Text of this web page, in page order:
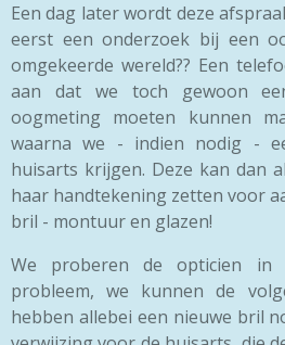
Een dag later wordt deze
eerst een onderzoek bij een
omgekeerde wereld?? Een
aan dat we toch gewoon
oogmeting moeten kunnen
waarna we - indien nodig -
huisarts krijgen. Deze kan dan
haar handtekening zetten voor
bril - montuur en glazen!
We proberen de opticien in
probleem, we kunnen de
hebben allebei een nieuwe bril